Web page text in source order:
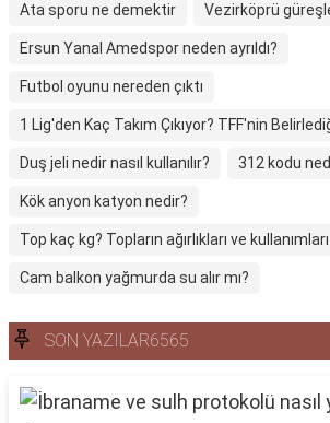
Ata sporu ne demektir Vezirköprü
Ersun Yanal Amedspor neden ayrıldı?
Futbol oyunu nereden çıktı
1 Lig'den Kaç Takım Çıkıyor? TFF'nin
Duş jeli nedir nasıl kullanılır? 312 kodu
Kök anyon katyon nedir?
Top kaç kg? Topların ağırlıkları ve
Cam balkon yağmurda su alır mı?
SON YAZILAR6565